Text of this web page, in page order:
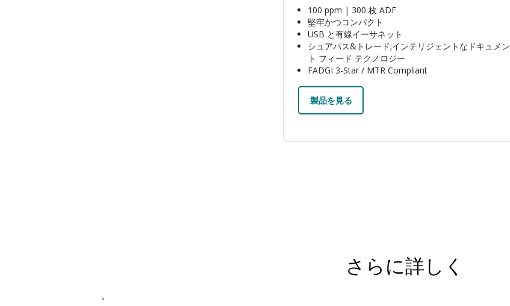
100 ppm | 300 枚 ADF
堅牢かつコンパクト
USB と有線イーサネット
シュアパス&トレード;インテリジェントなドキュメン
ト フィード テクノロジー
FADGI 3-Star / MTR Compliant
製品を見る
さらに詳しく
。